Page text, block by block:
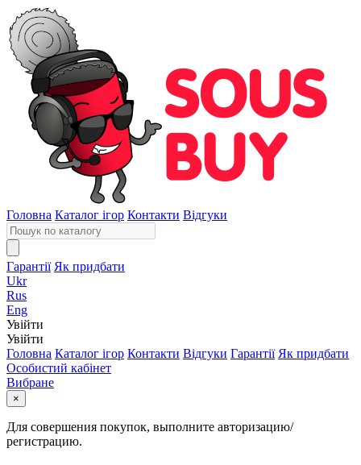
Головна Каталог ігор Контакти Відгуки
Гарантії Як придбати
Ukr
Rus
Eng
Увійти
Увійти
Головна Каталог ігор Контакти Відгуки Гарантії Як придбати
Особистий кабінет
Вибране
×
Для совершения покупок, выполните авторизацию/
регистрацию.